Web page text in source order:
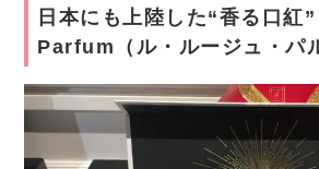
日本にも上陸した“香る口紅
Parfum（ル・ルージュ・パ